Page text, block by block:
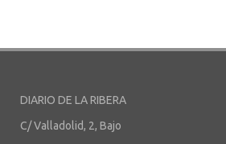
DIARIO DE LA RIBERA
C/ Valladolid, 2, Bajo